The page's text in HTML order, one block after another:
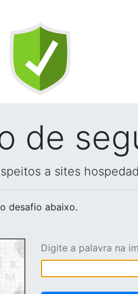
de
a sites
desafio abaixo.
Digite a palavra na